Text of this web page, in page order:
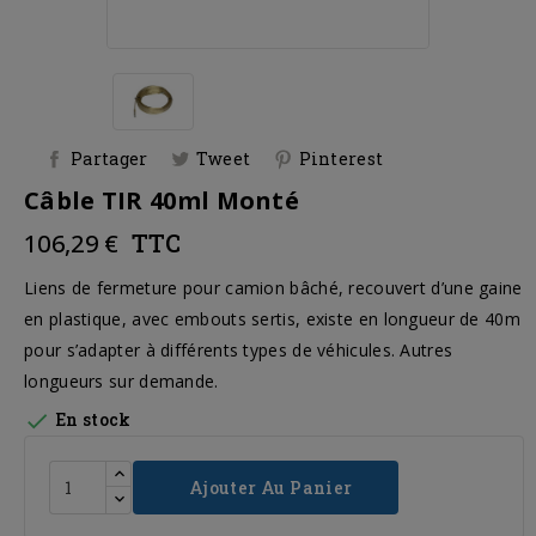
Partager Tweet Pinterest
Câble TIR 40ml Monté
106,29 € TTC
Liens de fermeture pour camion bâché, recouvert d’une gaine
en plastique, avec embouts sertis, existe en longueur de 40m
pour s’adapter à différents types de véhicules. Autres
longueurs sur demande.
 En stock
Ajouter Au Panier